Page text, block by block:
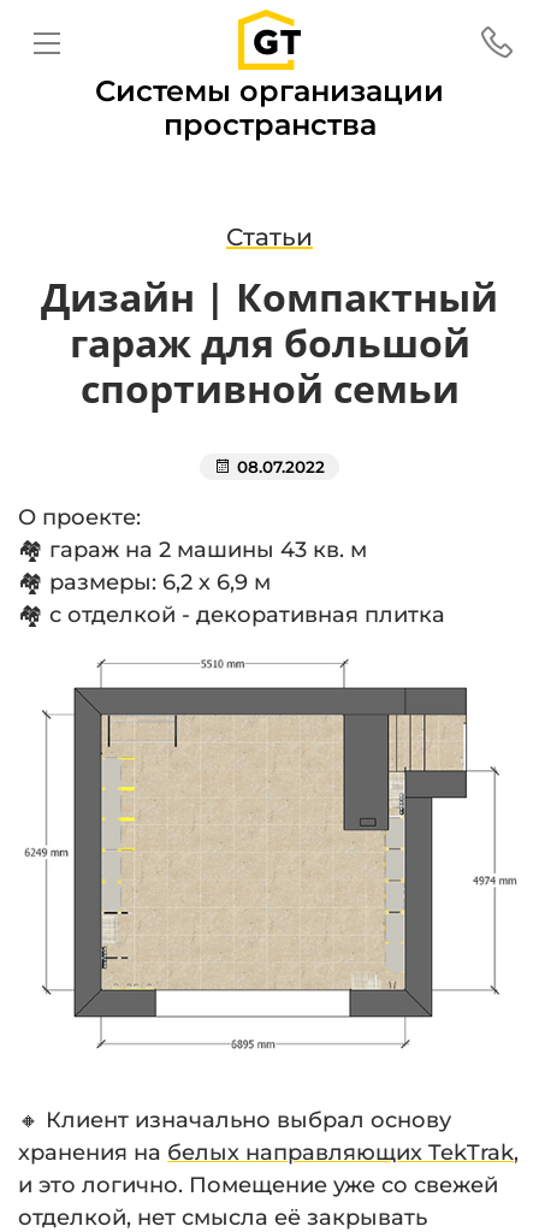
Системы организации
пространства
Статьи
Дизайн | Компактный
гараж для большой
спортивной семьи
08.07.2022
О проекте:
🏘 гараж на 2 машины 43 кв. м
🏘 размеры: 6,2 х 6,9 м
🏘 с отделкой - декоративная плитка
🔸 Клиент изначально выбрал основу
хранения на белых направляющих TekTrak,
и это логично. Помещение уже со свежей
отделкой, нет смысла её закрывать